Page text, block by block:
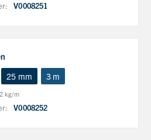
V0008251
25 mm 3 m
kg/m
V0008252